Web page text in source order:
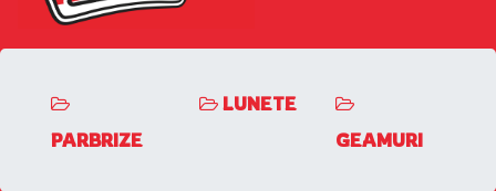
PARBRIZE
LUNETE
GEAMURI